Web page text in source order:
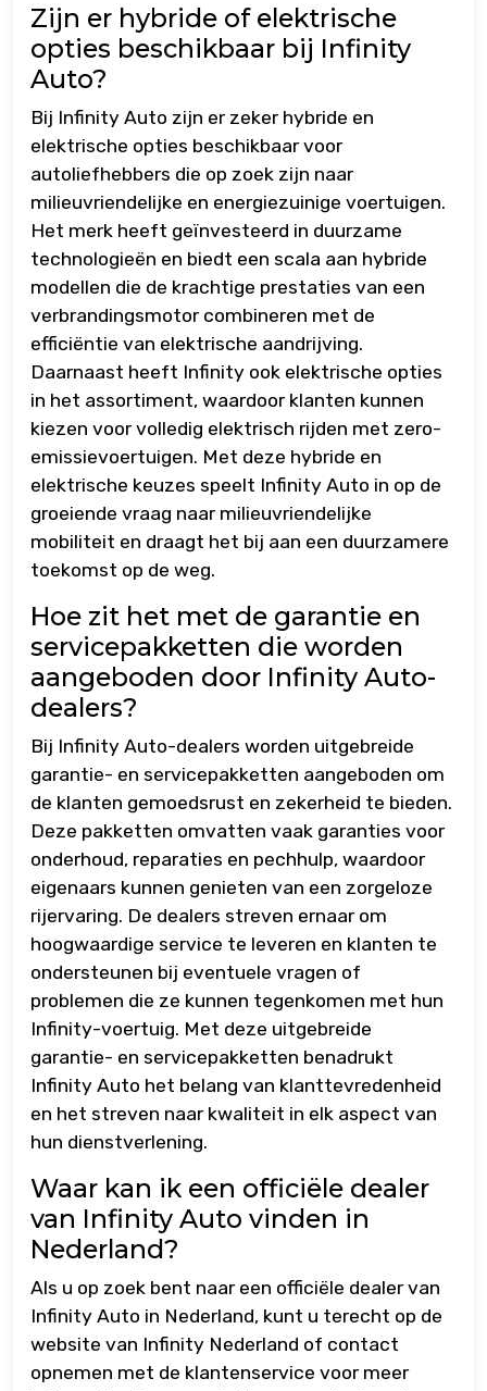
Zijn er hybride of elektrische
opties beschikbaar bij Infinity
Auto?
Bij Infinity Auto zijn er zeker hybride en
elektrische opties beschikbaar voor
autoliefhebbers die op zoek zijn naar
milieuvriendelijke en energiezuinige voertuigen.
Het merk heeft geïnvesteerd in duurzame
technologieën en biedt een scala aan hybride
modellen die de krachtige prestaties van een
verbrandingsmotor combineren met de
efficiëntie van elektrische aandrijving.
Daarnaast heeft Infinity ook elektrische opties
in het assortiment, waardoor klanten kunnen
kiezen voor volledig elektrisch rijden met zero-
emissievoertuigen. Met deze hybride en
elektrische keuzes speelt Infinity Auto in op de
groeiende vraag naar milieuvriendelijke
mobiliteit en draagt het bij aan een duurzamere
toekomst op de weg.
Hoe zit het met de garantie en
servicepakketten die worden
aangeboden door Infinity Auto-
dealers?
Bij Infinity Auto-dealers worden uitgebreide
garantie- en servicepakketten aangeboden om
de klanten gemoedsrust en zekerheid te bieden.
Deze pakketten omvatten vaak garanties voor
onderhoud, reparaties en pechhulp, waardoor
eigenaars kunnen genieten van een zorgeloze
rijervaring. De dealers streven ernaar om
hoogwaardige service te leveren en klanten te
ondersteunen bij eventuele vragen of
problemen die ze kunnen tegenkomen met hun
Infinity-voertuig. Met deze uitgebreide
garantie- en servicepakketten benadrukt
Infinity Auto het belang van klanttevredenheid
en het streven naar kwaliteit in elk aspect van
hun dienstverlening.
Waar kan ik een officiële dealer
van Infinity Auto vinden in
Nederland?
Als u op zoek bent naar een officiële dealer van
Infinity Auto in Nederland, kunt u terecht op de
website van Infinity Nederland of contact
opnemen met de klantenservice voor meer